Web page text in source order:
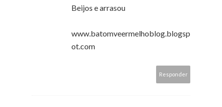
Beijos e arrasou
www.batomveermelhoblog.blogsp
ot.com
Responder